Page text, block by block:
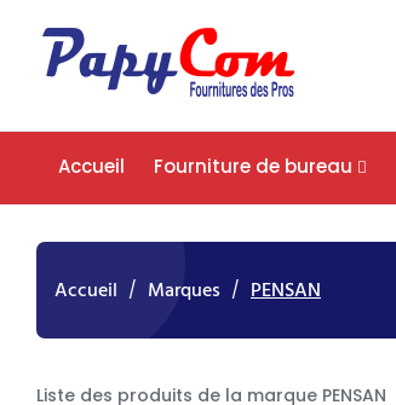
Accueil Fourniture de bureau
Accueil Marques PENSAN
Liste des produits de la marque PENSAN